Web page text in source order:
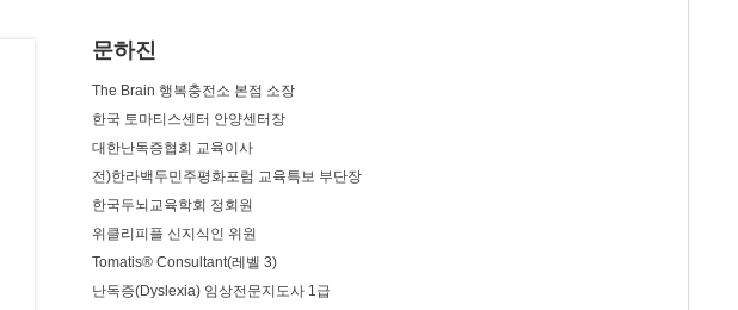
문하진
The Brain 행복충전소 본점 소장
한국 토마티스센터 안양센터장
대한난독증협회 교육이사
전)한라백두민주평화포럼 교육특보 부단장
한국두뇌교육학회 정회원
위클리피플 신지식인 위원
Tomatis® Consultant(레벨 3)
난독증(Dyslexia) 임상전문지도사 1급